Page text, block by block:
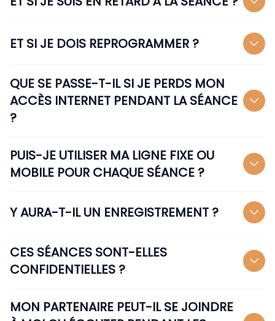
ET SI JE DOIS REPROGRAMMER ?
QUE SE PASSE-T-IL SI JE PERDS MON
ACCÈS INTERNET PENDANT LA SÉANCE
?
PUIS-JE UTILISER MA LIGNE FIXE OU
MOBILE POUR CHAQUE SÉANCE ?
Y AURA-T-IL UN ENREGISTREMENT ?
CES SÉANCES SONT-ELLES
CONFIDENTIELLES ?
MON PARTENAIRE PEUT-IL SE JOINDRE